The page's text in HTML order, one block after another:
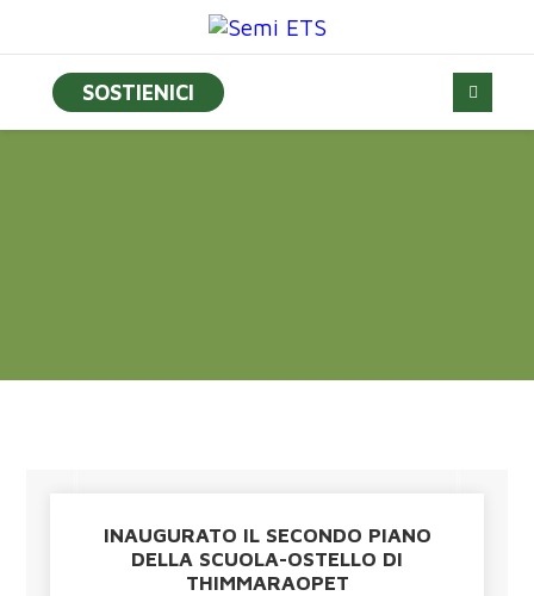
SOSTIENICI
INAUGURATO IL SECONDO PIANO
DELLA SCUOLA-OSTELLO DI
THIMMARAOPET